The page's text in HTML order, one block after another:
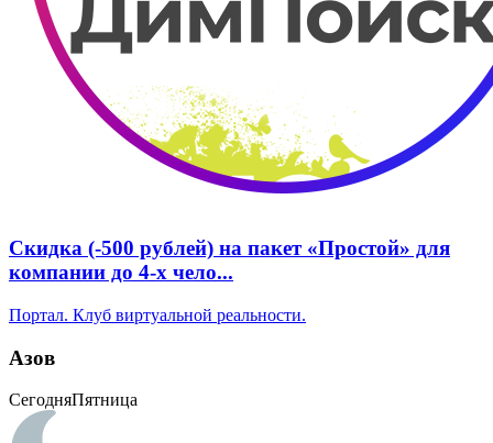
Скидка (-500 рублей) на пакет «Простой» ‌‌‌для
компании до 4-х чело...
Портал. Клуб виртуальной реальности.
Азов
СегодняПятница